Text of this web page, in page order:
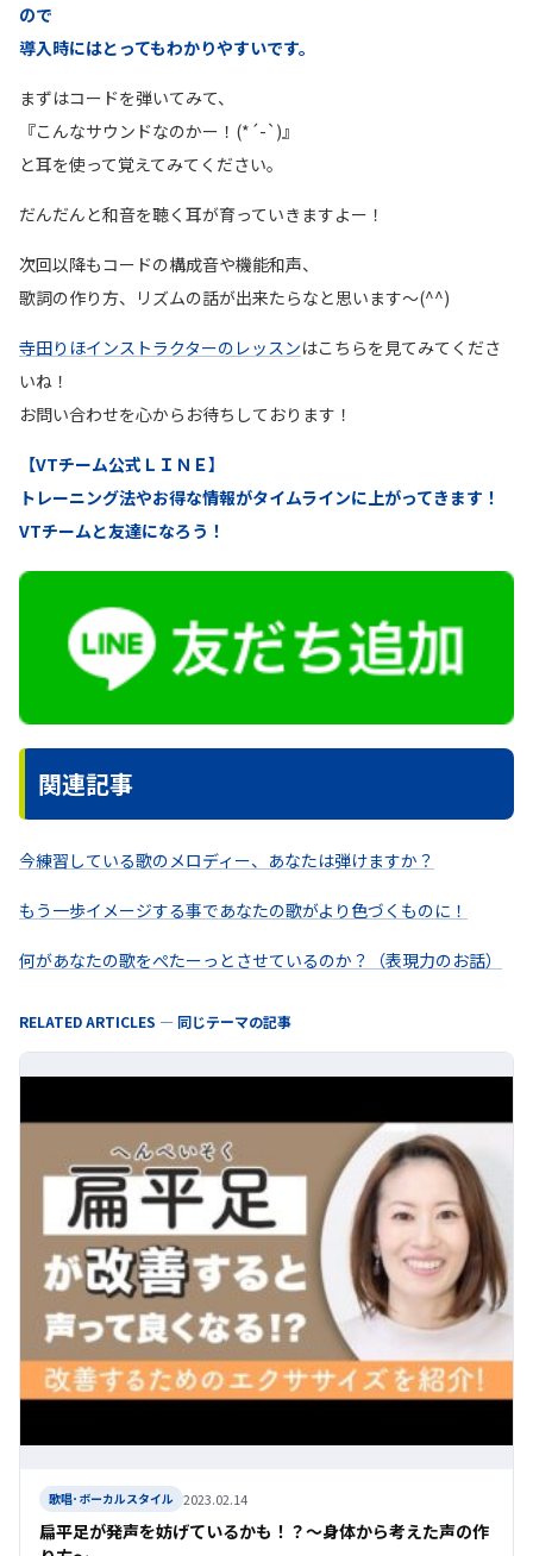
ので
導入時にはとってもわかりやすいです。
まずはコードを弾いてみて、
『こんなサウンドなのかー！(*´-`)』
と耳を使って覚えてみてください。
だんだんと和音を聴く耳が育っていきますよー！
次回以降もコードの構成音や機能和声、
歌詞の作り方、リズムの話が出来たらなと思います〜(^^)
寺田りほインストラクターのレッスンはこちらを見てみてくださ
いね！
お問い合わせを心からお待ちしております！
【VTチーム公式ＬＩＮＥ】
トレーニング法やお得な情報がタイムラインに上がってきます！
VTチームと友達になろう！
関連記事
今練習している歌のメロディー、あなたは弾けますか？
もう一歩イメージする事であなたの歌がより色づくものに！
何があなたの歌をぺたーっとさせているのか？（表現力のお話）
RELATED ARTICLES — 同じテーマの記事
歌唱･ボーカルスタイル 2023.02.14
扁平足が発声を妨げているかも！？〜身体から考えた声の作